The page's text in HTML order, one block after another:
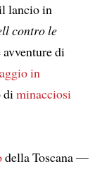
lancio in
contro le
di
in
diminacciosi
della Toscana —